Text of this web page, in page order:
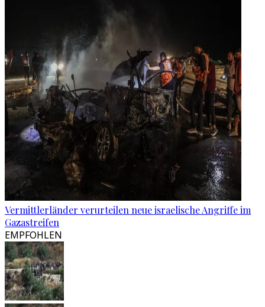
Vermittlerländer verurteilen neue israelische Angriffe im
Gazastreifen
EMPFOHLEN